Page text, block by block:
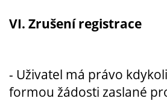
VI. Zrušení registrace
- Uživatel má právo
formou žádosti zaslané